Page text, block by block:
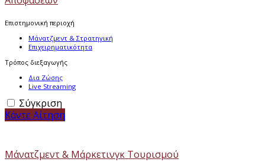
Επιστημονική περιοχή
Μάνατζμεντ & Στρατηγική
Επιχειρηματικότητα
Τρόπος διεξαγωγής
Δια Ζώσης
Live Streaming
Σύγκριση
Κάντε Αίτηση
Μάνατζμεντ & Μάρκετινγκ Τουρισμού